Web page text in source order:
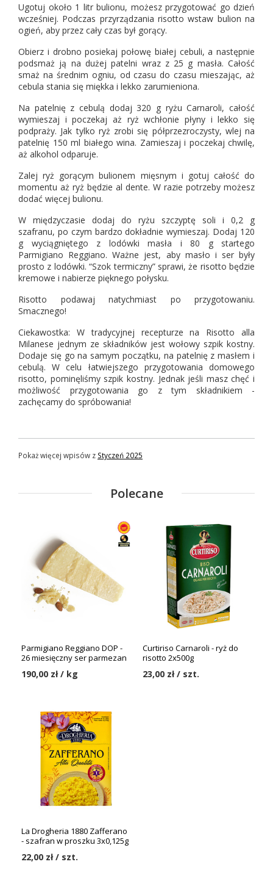
Ugotuj około 1 litr bulionu, możesz przygotować go dzień
wcześniej. Podczas przyrządzania risotto wstaw bulion na
ogień, aby przez cały czas był gorący.
Obierz i drobno posiekaj połowę białej cebuli, a następnie
podsmaż ją na dużej patelni wraz z 25 g masła. Całość
smaż na średnim ogniu, od czasu do czasu mieszając, aż
cebula stania się miękka i lekko zarumieniona.
Na patelnię z cebulą dodaj 320 g ryżu Carnaroli, całość
wymieszaj i poczekaj aż ryż wchłonie płyny i lekko się
podpraży. Jak tylko ryż zrobi się półprzezroczysty, wlej na
patelnię 150 ml białego wina. Zamieszaj i poczekaj chwilę,
aż alkohol odparuje.
Zalej ryż gorącym bulionem mięsnym i gotuj całość do
momentu aż ryż będzie al dente. W razie potrzeby możesz
dodać więcej bulionu.
W międzyczasie dodaj do ryżu szczyptę soli i 0,2 g
szafranu, po czym bardzo dokładnie wymieszaj. Dodaj 120
g wyciągniętego z lodówki masła i 80 g startego
Parmigiano Reggiano. Ważne jest, aby masło i ser były
prosto z lodówki. “Szok termiczny” sprawi, że risotto będzie
kremowe i nabierze pięknego połysku.
Risotto podawaj natychmiast po przygotowaniu.
Smacznego!
Ciekawostka: W tradycyjnej recepturze na Risotto alla
Milanese jednym ze składników jest wołowy szpik kostny.
Dodaje się go na samym początku, na patelnię z masłem i
cebulą. W celu łatwiejszego przygotowania domowego
risotto, pominęliśmy szpik kostny. Jednak jeśli masz chęć i
możliwość przygotowania go z tym składnikiem -
zachęcamy do spróbowania!
Pokaż więcej wpisów z Styczeń 2025
Polecane
Parmigiano Reggiano DOP -
26 miesięczny ser parmezan
190,00 zł / kg
Curtiriso Carnaroli - ryż do
risotto 2x500g
23,00 zł / szt.
La Drogheria 1880 Zafferano
- szafran w proszku 3x0,125g
22,00 zł / szt.